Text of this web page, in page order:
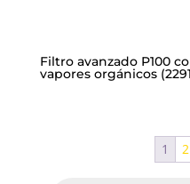
Filtro avanzado P100
vapores orgánicos
1 2